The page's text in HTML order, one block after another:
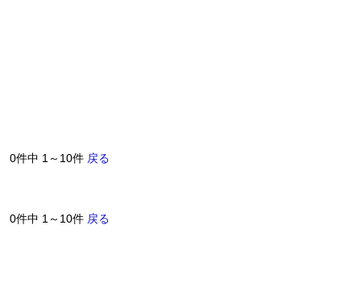
0件中 1～10件 戻る
0件中 1～10件 戻る